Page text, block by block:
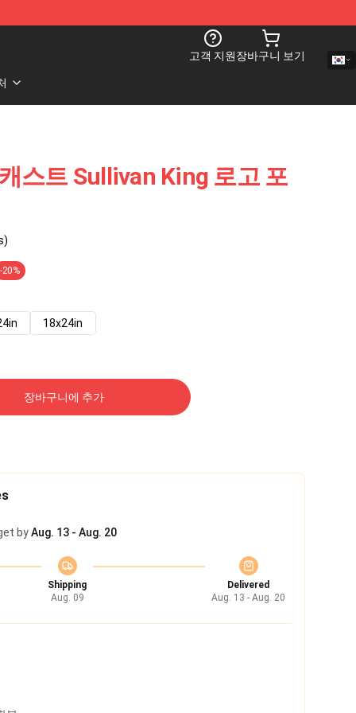
고객 지원장바구니 보기
스트 Sullivan King 로고 포
-20%
18x24in
장바구니에 추가
byAug. 13 - Aug. 20
Shipping
Aug. 09
Delivered
Aug. 13 - Aug. 20